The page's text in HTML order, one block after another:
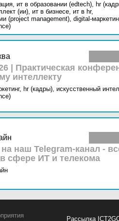
ит в образовании (edtech), hr
(ии), ит в бизнесе, ит в hr,
(project management), digital-
| Практическая
интеллекту
hr (кадры), искусственный
наш Telegram-канал -
сфере ИТ и телекома
Рассылка